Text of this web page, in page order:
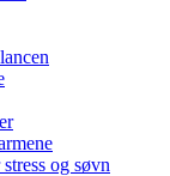
og søvn